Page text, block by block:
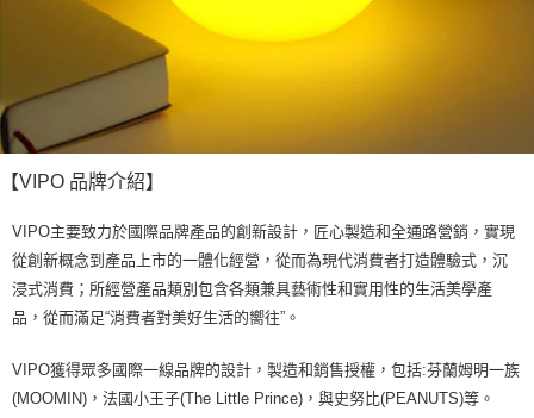
【VIPO 品牌介紹】
VIPO主要致力於國際品牌產品的創新設計，匠心製造和全通路營銷，實現
從創新概念到產品上市的一體化經營，從而為現代消費者打造體驗式，沉
浸式消費；所經營產品類別包含各類兼具藝術性和實用性的生活美學產
品，從而滿足“消費者對美好生活的嚮往”。
VIPO獲得眾多國際一線品牌的設計，製造和銷售授權，包括:芬蘭姆明一族
(MOOMIN)，法國小王子(The Little Prince)，與史努比(PEANUTS)等。